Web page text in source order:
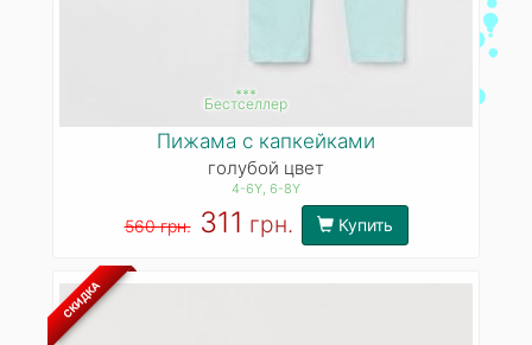
***
Бестселлер
Пижама с капкейками
голубой цвет
4-6Y, 6-8Y
560 грн. 311 грн. Купить
СКИДКА